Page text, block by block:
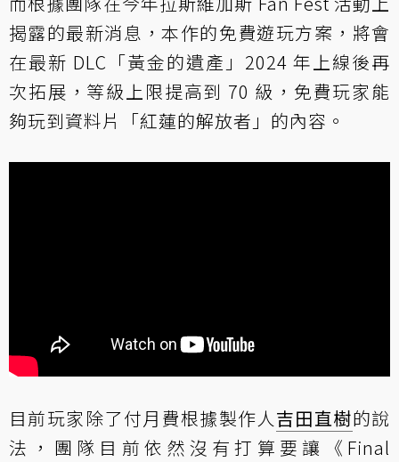
揭露的最新消息，本作的免費遊玩方案，將會
在最新 DLC「黃金的遺產」2024 年上線後再
次拓展，等級上限提高到 70 級，免費玩家能
夠玩到資料片「紅蓮的解放者」的內容。
目前玩家除了付月費根據製作人 吉田直樹的說
法，團隊目前依然沒有打算要讓《Final